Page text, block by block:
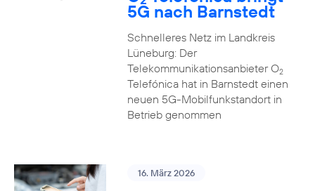
5G nach Barnstedt
Schnelleres Netz im Landkreis
Lüneburg: Der
Telekommunikationsanbieter O2
Telefónica hat in Barnstedt einen
neuen 5G-Mobilfunkstandort in
Betrieb genommen
16. März 2026